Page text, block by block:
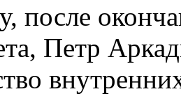
после
Петр